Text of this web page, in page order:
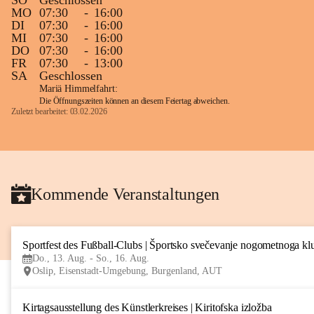
MO 07:30 - 16:00
DI
07:30 - 16:00
MI
07:30 - 16:00
DO
07:30 - 16:00
FR
07:30 - 13:00
SA
Geschlossen
Mariä Himmelfahrt:
Die Öffnungszeiten können an diesem Feiertag abweichen.
Zuletzt bearbeitet: 03.02.2026
Kommende Veranstaltungen
Sportfest des Fußball-Clubs | Športsko svečevanje nogometnoga
Do., 13. Aug. - So., 16. Aug.
Oslip, Eisenstadt-Umgebung, Burgenland, AUT
Kirtagsausstellung des Künstlerkreises | Kiritofska izložba